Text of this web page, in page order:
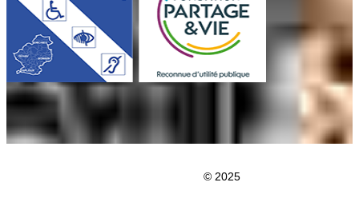
© 2025